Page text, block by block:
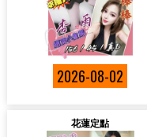
2026-08-02
花蓮定點